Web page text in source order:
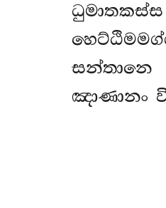
සන්තානෙ
ඤාණානං